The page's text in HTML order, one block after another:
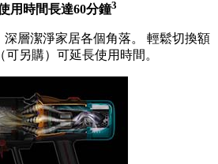
用時間長達60分鐘3
深層潔淨家居各個角落。 輕鬆切換額
可另購）可延長使用時間。